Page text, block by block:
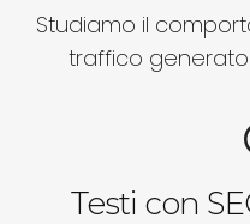
Studiamo il
traffico generato
Testi con